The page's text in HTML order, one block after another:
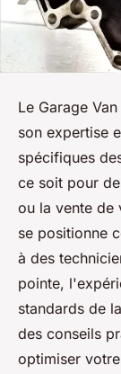
Le Garage
son expertise
spécifiques
ce soit pour
ou la vente de
se positionne
à des
pointe,
standards de
des conseils
optimiser